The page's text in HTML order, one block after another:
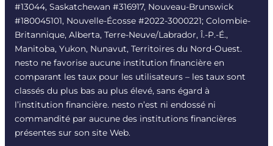
#13044, Saskatchewan #316917, Nouveau-Brunswick
#180045101, Nouvelle-Écosse #2022-3000221; Colombie-
Britannique, Alberta, Terre-Neuve/Labrador, Î.-P.-É.,
Manitoba, Yukon, Nunavut, Territoires du Nord-Ouest.
nesto ne favorise aucune institution financière en
comparant les taux pour les utilisateurs – les taux sont
classés du plus bas au plus élevé, sans égard à
l’institution financière. nesto n’est ni endossé ni
commandité par aucune des institutions financières
présentes sur son site Web.